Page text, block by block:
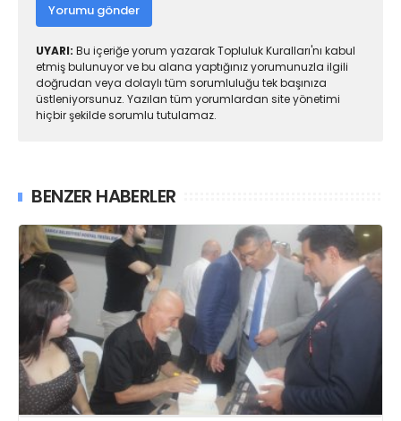
Yorumu gönder
UYARI: Bu içeriğe yorum yazarak Topluluk Kuralları'nı kabul
etmiş bulunuyor ve bu alana yaptığınız yorumunuzla ilgili
doğrudan veya dolaylı tüm sorumluluğu tek başınıza
üstleniyorsunuz. Yazılan tüm yorumlardan site yönetimi
hiçbir şekilde sorumlu tutulamaz.
BENZER HABERLER